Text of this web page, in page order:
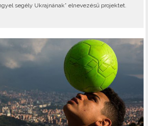
segély Ukrajnának” elnevezésű projektet.